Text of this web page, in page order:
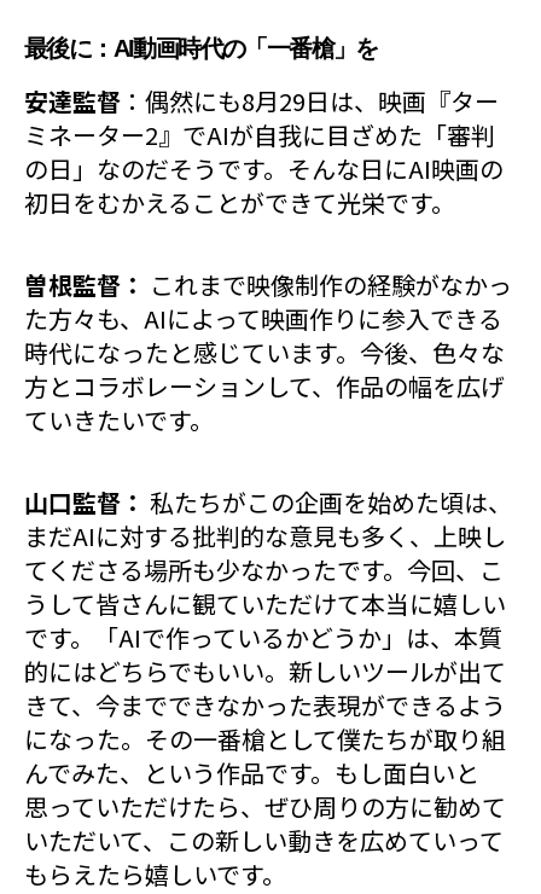
最後に：AI動画時代の「一番槍」を
安達監督 ：偶然にも8月29日は、映画『ター
ミネーター2』でAIが自我に目ざめた「審判
の日」なのだそうです。そんな日にAI映画の
初日をむかえることができて光栄です。
曽根監督： これまで映像制作の経験がなかっ
た方々も、AIによって映画作りに参入できる
時代になったと感じています。今後、色々な
方とコラボレーションして、作品の幅を広げ
ていきたいです。
山口監督： 私たちがこの企画を始めた頃は、
まだAIに対する批判的な意見も多く、上映し
てくださる場所も少なかったです。今回、こ
うして皆さんに観ていただけて本当に嬉しい
です。「AIで作っているかどうか」は、本質
的にはどちらでもいい。新しいツールが出て
きて、今までできなかった表現ができるよう
になった。その一番槍として僕たちが取り組
んでみた、という作品です。もし面白いと
思っていただけたら、ぜひ周りの方に勧めて
いただいて、この新しい動きを広めていって
もらえたら嬉しいです。